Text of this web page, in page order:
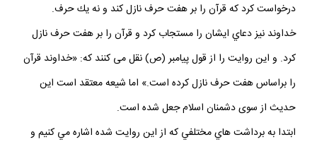
درخواست كرد كه قرآن را بر هفت حرف نازل كند و نه يك حرف.
خداوند نيز دعاي ايشان را مستجاب كرد و قرآن را بر هفت حرف نازل
كرد. و اين روايت را از قول پيامبر (ص) نقل مى‏ كنند كه: «خداوند قرآن
را براساس هفت حرف نازل كرده است.» اما شيعه معتقد است اين
حديث از سوى دشمنان اسلام جعل شده است.
ابتدا به برداشت هاي مختلفي كه از اين روايت شده اشاره مي كنيم و